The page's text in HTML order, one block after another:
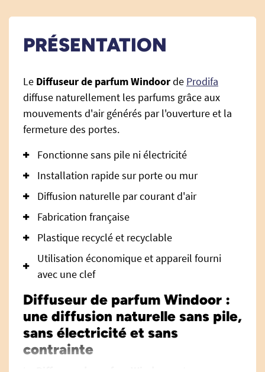
PRÉSENTATION
Le Diffuseur de parfum Windoorde Prodifa
diffuse naturellement les parfums grâce aux
mouvements d'air générés par l'ouverture et la
fermeture des portes.
Fonctionne sans pile ni électricité
Installation rapide sur porte ou mur
Diffusion naturelle par courant d'air
Fabrication française
Plastique recyclé et recyclable
Utilisation économique et appareil fourni
avec une clef
Diffuseur de parfum Windoor :
une diffusion naturelle sans pile,
sans électricité et sans
contrainte